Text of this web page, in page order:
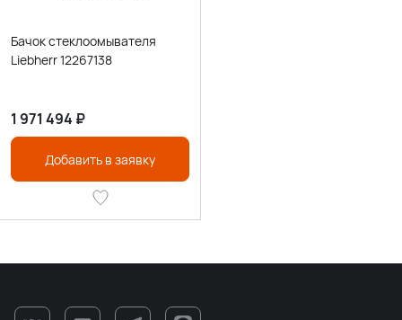
Бачок стеклоомывателя
Liebherr 12267138
1 971 494 ₽
Добавить в заявку